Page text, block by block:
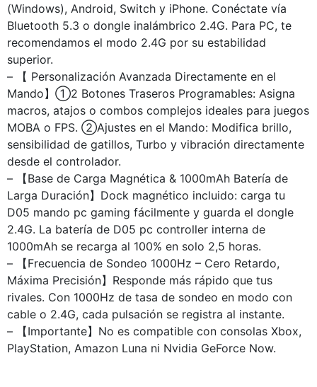
(Windows), Android, Switch y iPhone. Conéctate vía
Bluetooth 5.3 o dongle inalámbrico 2.4G. Para PC, te
recomendamos el modo 2.4G por su estabilidad
superior.
– 【 Personalización Avanzada Directamente en el
Mando】①2 Botones Traseros Programables: Asigna
macros, atajos o combos complejos ideales para juegos
MOBA o FPS. ②Ajustes en el Mando: Modifica brillo,
sensibilidad de gatillos, Turbo y vibración directamente
desde el controlador.
– 【Base de Carga Magnética & 1000mAh Batería de
Larga Duración】Dock magnético incluido: carga tu
D05 mando pc gaming fácilmente y guarda el dongle
2.4G. La batería de D05 pc controller interna de
1000mAh se recarga al 100% en solo 2,5 horas.
– 【Frecuencia de Sondeo 1000Hz – Cero Retardo,
Máxima Precisión】Responde más rápido que tus
rivales. Con 1000Hz de tasa de sondeo en modo con
cable o 2.4G, cada pulsación se registra al instante.
– 【Importante】No es compatible con consolas Xbox,
PlayStation, Amazon Luna ni Nvidia GeForce Now.